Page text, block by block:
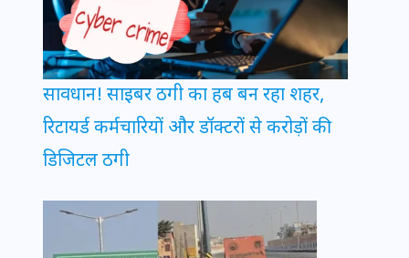
सावधान! साइबर ठगी का हब बन रहा शहर,
रिटायर्ड कर्मचारियों और डॉक्टरों से करोड़ों की
डिजिटल ठगी